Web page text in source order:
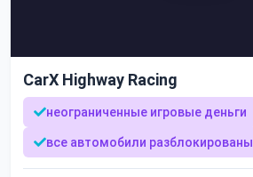
CarX Highway Racing
неограниченные игровые деньги
все автомобили разблокированы